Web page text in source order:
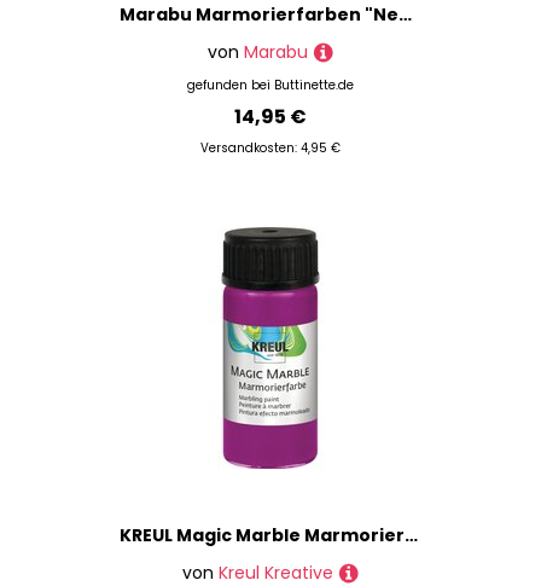
Marabu Marmorierfarben "Neon", 5x 15 ml und ein Stift
von Marabu
gefunden bei Buttinette.de
14,95 €
Versandkosten: 4,95 €
KREUL Magic Marble Marmorierfarbe - Magenta
von Kreul Kreative